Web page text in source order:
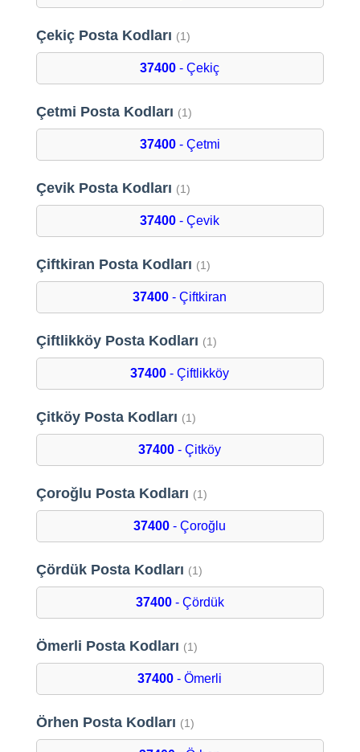
Çekiç Posta Kodları (1)
37400 - Çekiç
Çetmi Posta Kodları (1)
37400- Çetmi
Çevik Posta Kodları (1)
37400 - Çevik
Çiftkiran Posta Kodları (1)
37400 - Çiftkiran
Çiftlikköy Posta Kodları (1)
37400 - Çiftlikköy
Çitköy Posta Kodları (1)
37400 - Çitköy
Çoroğlu Posta Kodları (1)
37400 - Çoroğlu
Çördük Posta Kodları (1)
37400- Çördük
Ömerli Posta Kodları (1)
37400 - Ömerli
Örhen Posta Kodları (1)